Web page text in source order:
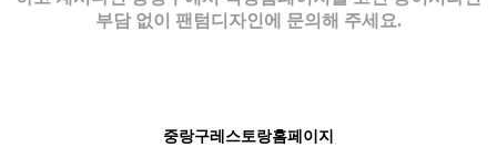
부담 없이 팬텀디자인에 문의해 주세요.
중랑구레스토랑홈페이지